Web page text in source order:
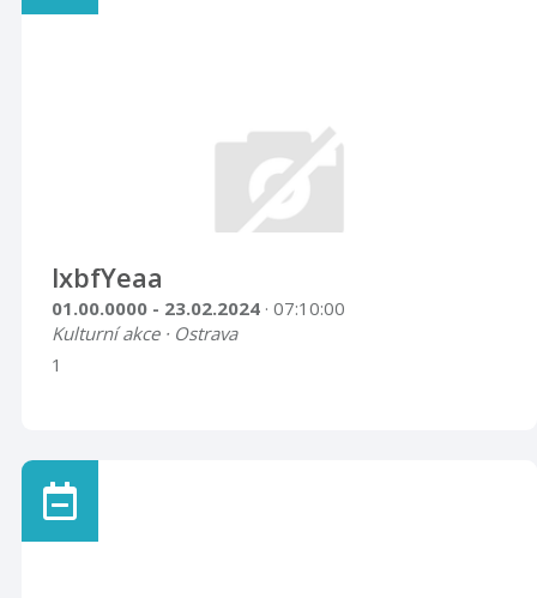
lxbfYeaa
01.00.0000 - 23.02.2024 · 07:10:00
Kulturní akce · Ostrava
1